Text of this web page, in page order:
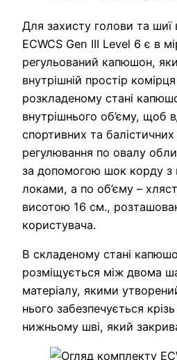
Для захисту голови та шиї
ECWCS Gen III Level 6 є в
регульований капюшон,
внутрішній простір
розкладеному стані
внутрішнього об’єму, щоб
спортивних та
регулювання по овалу
за допомогою шок корду з
локами, а по об’єму –
висотою 16 см.,
користувача.
В складеному стані
розміщується між двома
матеріалу, якими
нього забезпечується
нижньому шві, який